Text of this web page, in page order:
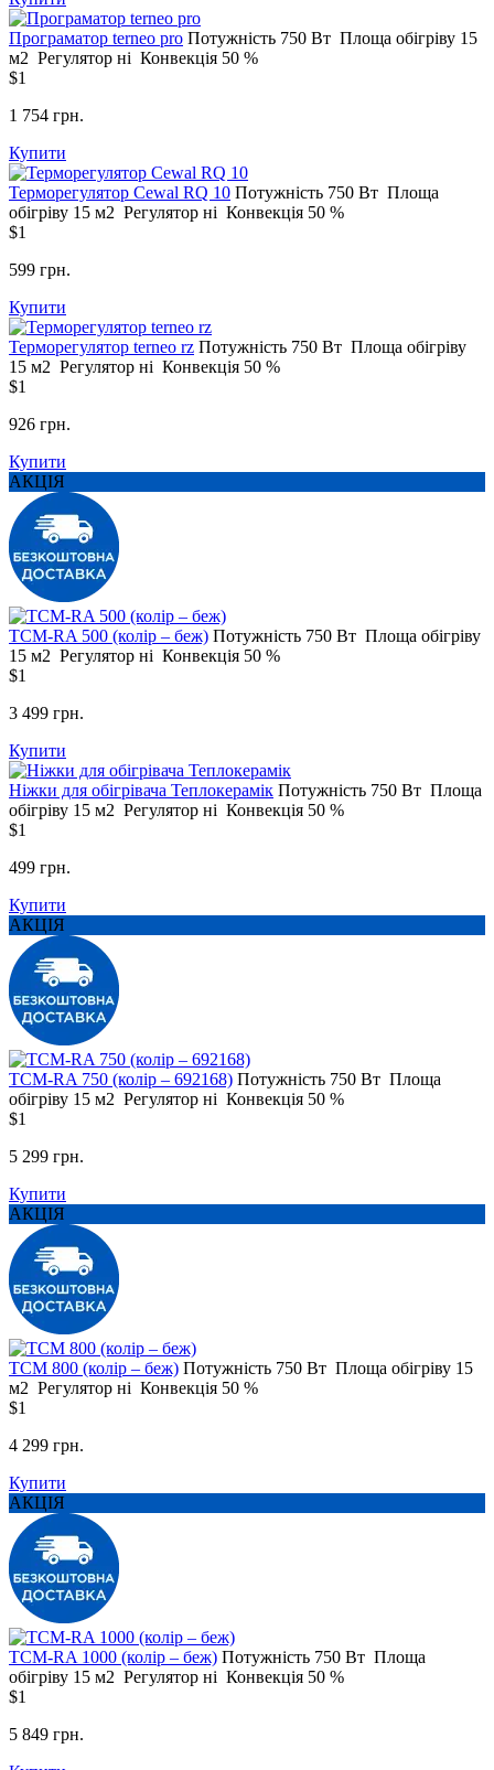
Програматор terneo pro Потужність 750 Вт Площа обігріву 15
м2 Регулятор ні Конвекція 50 %
$1
1 754 грн.
Купити
Терморегулятор Сewal RQ 10 Потужність 750 Вт Площа
обігріву 15 м2 Регулятор ні Конвекція 50 %
$1
599 грн.
Купити
Терморегулятор terneo rz Потужність 750 Вт Площа обігріву
15 м2 Регулятор ні Конвекція 50 %
$1
926 грн.
Купити
АКЦІЯ
ТСM-RA 500 (колір – беж) Потужність 750 Вт Площа обігріву
15 м2 Регулятор ні Конвекція 50 %
$1
3 499 грн.
Купити
Ніжки для обігрівача Теплокерамік Потужність 750 Вт Площа
обігріву 15 м2 Регулятор ні Конвекція 50 %
$1
499 грн.
Купити
АКЦІЯ
ТСМ-RA 750 (колір – 692168) Потужність 750 Вт Площа
обігріву 15 м2 Регулятор ні Конвекція 50 %
$1
5 299 грн.
Купити
АКЦІЯ
ТСМ 800 (колір – беж) Потужність 750 Вт Площа обігріву 15
м2 Регулятор ні Конвекція 50 %
$1
4 299 грн.
Купити
АКЦІЯ
ТСМ-RA 1000 (колір – беж) Потужність 750 Вт Площа
обігріву 15 м2 Регулятор ні Конвекція 50 %
$1
5 849 грн.